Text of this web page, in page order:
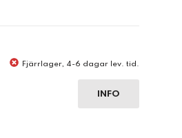
Fjärrlager, 4-6 dagar lev. tid.
INFO